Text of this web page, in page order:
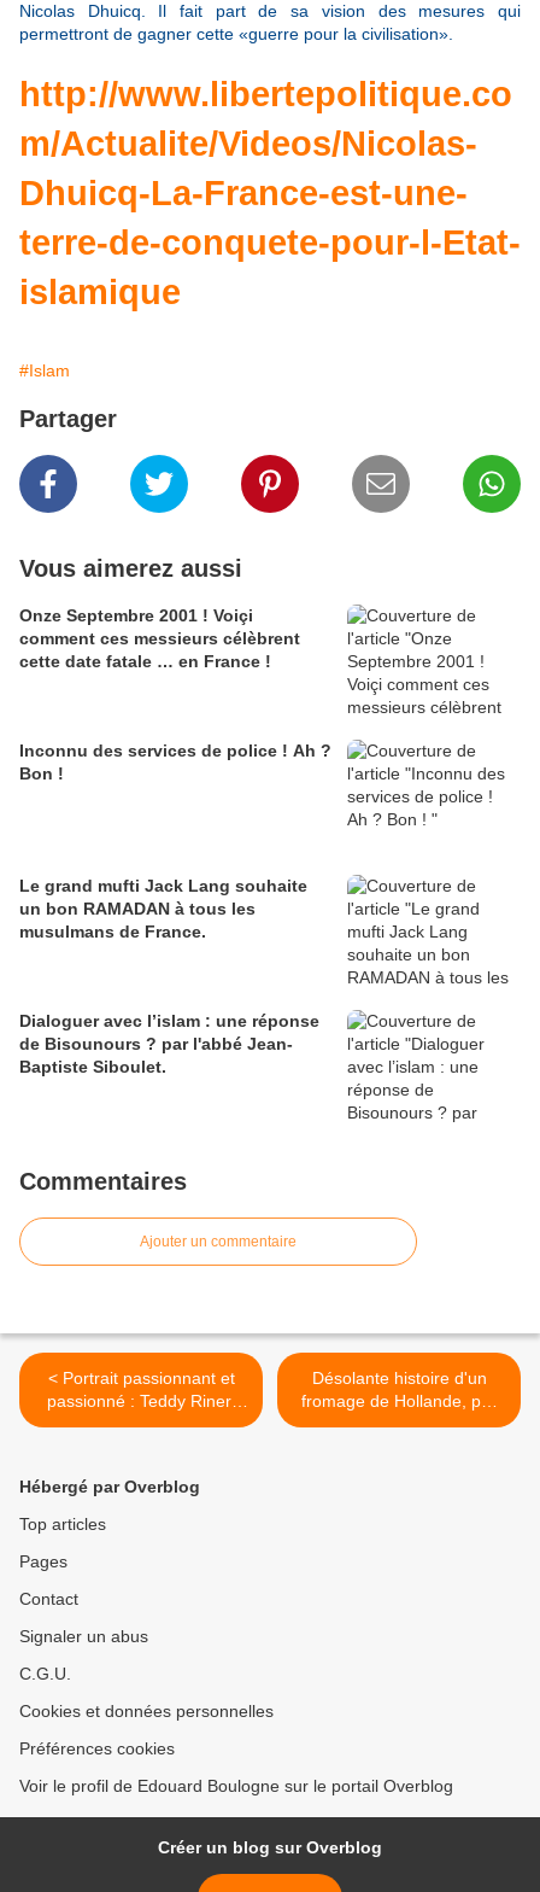
Nicolas Dhuicq. Il fait part de sa vision des mesures qui
permettront de gagner cette «guerre pour la civilisation».
http://www.libertepolitique.co
m/Actualite/Videos/Nicolas-
Dhuicq-La-France-est-une-
terre-de-conquete-pour-l-Etat-
islamique
#Islam
Partager
Vous aimerez aussi
Onze Septembre 2001 ! Voiçi
comment ces messieurs célèbrent
cette date fatale … en France !
Inconnu des services de police ! Ah ?
Bon !
Le grand mufti Jack Lang souhaite
un bon RAMADAN à tous les
musulmans de France.
Dialoguer avec l’islam : une réponse
de Bisounours ? par l'abbé Jean-
Baptiste Siboulet.
Commentaires
Ajouter un commentaire
< Portrait passionnant et
passionné : Teddy Riner,
judoka et catholique
Désolante histoire d'un
fromage de Hollande, par
Philippe Bouvard >
Hébergé par Overblog
Top articles
Pages
Contact
Signaler un abus
C.G.U.
Cookies et données personnelles
Préférences cookies
Voir le profil de Edouard Boulogne sur le portail Overblog
Créer un blog sur Overblog